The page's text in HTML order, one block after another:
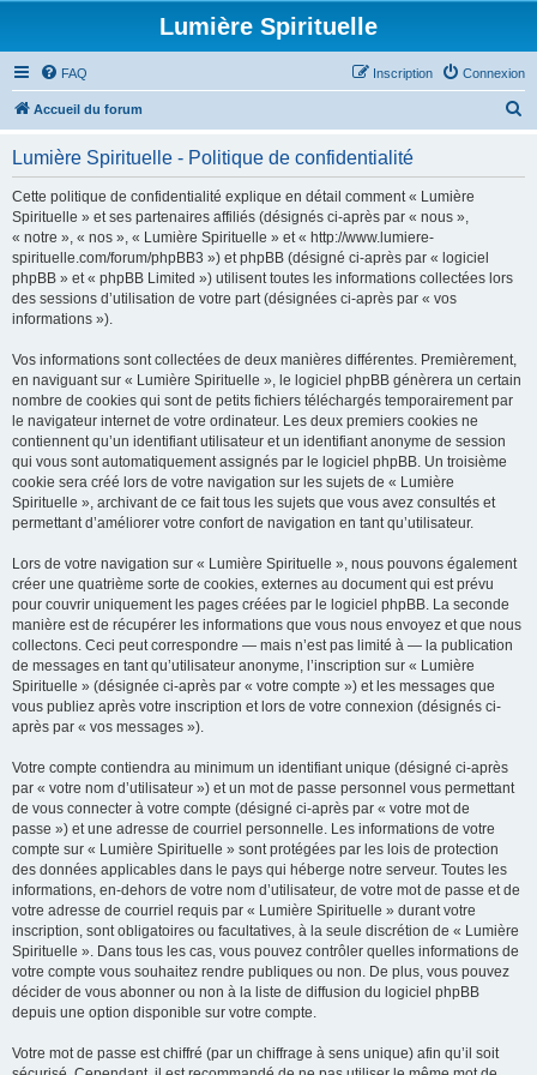
Lumière Spirituelle
FAQ Connexion
Inscription
Accueil du forum
Lumière Spirituelle - Politique de confidentialité
Cette politique de confidentialité explique en détail comment « Lumière
Spirituelle » et ses partenaires affiliés (désignés ci-après par « nous »,
« notre », « nos », « Lumière Spirituelle » et « http://www.lumiere-
spirituelle.com/forum/phpBB3 ») et phpBB (désigné ci-après par « logiciel
phpBB » et « phpBB Limited ») utilisent toutes les informations collectées lors
des sessions d’utilisation de votre part (désignées ci-après par « vos
informations »).
Vos informations sont collectées de deux manières différentes. Premièrement,
en naviguant sur « Lumière Spirituelle », le logiciel phpBB génèrera un certain
nombre de cookies qui sont de petits fichiers téléchargés temporairement par
le navigateur internet de votre ordinateur. Les deux premiers cookies ne
contiennent qu’un identifiant utilisateur et un identifiant anonyme de session
qui vous sont automatiquement assignés par le logiciel phpBB. Un troisième
cookie sera créé lors de votre navigation sur les sujets de « Lumière
Spirituelle », archivant de ce fait tous les sujets que vous avez consultés et
permettant d’améliorer votre confort de navigation en tant qu’utilisateur.
Lors de votre navigation sur « Lumière Spirituelle », nous pouvons également
créer une quatrième sorte de cookies, externes au document qui est prévu
pour couvrir uniquement les pages créées par le logiciel phpBB. La seconde
manière est de récupérer les informations que vous nous envoyez et que nous
collectons. Ceci peut correspondre — mais n’est pas limité à — la publication
de messages en tant qu’utilisateur anonyme, l’inscription sur « Lumière
Spirituelle » (désignée ci-après par « votre compte ») et les messages que
vous publiez après votre inscription et lors de votre connexion (désignés ci-
après par « vos messages »).
Votre compte contiendra au minimum un identifiant unique (désigné ci-après
par « votre nom d’utilisateur ») et un mot de passe personnel vous permettant
de vous connecter à votre compte (désigné ci-après par « votre mot de
passe ») et une adresse de courriel personnelle. Les informations de votre
compte sur « Lumière Spirituelle » sont protégées par les lois de protection
des données applicables dans le pays qui héberge notre serveur. Toutes les
informations, en-dehors de votre nom d’utilisateur, de votre mot de passe et de
votre adresse de courriel requis par « Lumière Spirituelle » durant votre
inscription, sont obligatoires ou facultatives, à la seule discrétion de « Lumière
Spirituelle ». Dans tous les cas, vous pouvez contrôler quelles informations de
votre compte vous souhaitez rendre publiques ou non. De plus, vous pouvez
décider de vous abonner ou non à la liste de diffusion du logiciel phpBB
depuis une option disponible sur votre compte.
Votre mot de passe est chiffré (par un chiffrage à sens unique) afin qu’il soit